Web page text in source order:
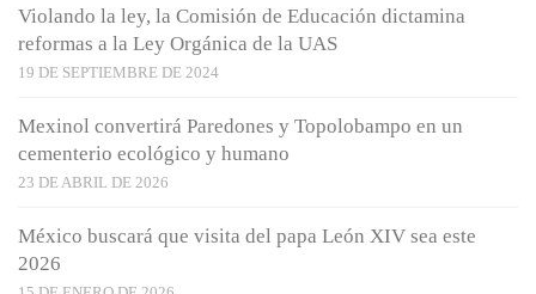
Violando la ley, la Comisión de Educación dictamina
reformas a la Ley Orgánica de la UAS
19 DE SEPTIEMBRE DE 2024
Mexinol convertirá Paredones y Topolobampo en un
cementerio ecológico y humano
23 DE ABRIL DE 2026
México buscará que visita del papa León XIV sea este
2026